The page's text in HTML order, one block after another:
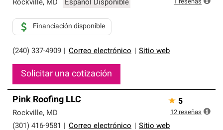
Rockville, MD Español Disponible
(240) 337-4909 Correo electrónico Sitio web
Financiación disponible
Solicitar una cotización
1 reseñas
Pink Roofing LLC
Rockville, MD
(301) 416-9581
Correo electrónico Sitio web
★ 5
12 reseñas